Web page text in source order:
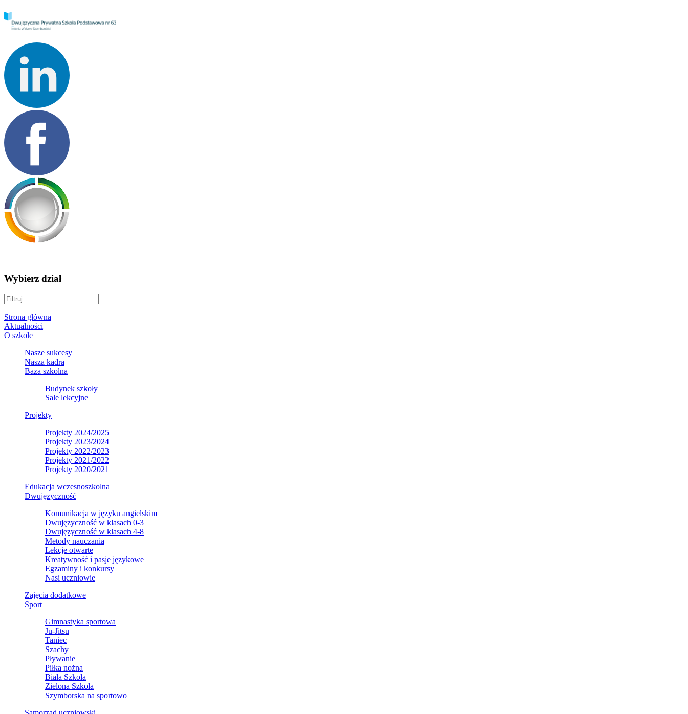
Wybierz dział
Strona główna
Aktualności
O szkole
Nasze sukcesy
Nasza kadra
Baza szkolna
Budynek szkoły
Sale lekcyjne
Projekty
Projekty 2024/2025
Projekty 2023/2024
Projekty 2022/2023
Projekty 2021/2022
Projekty 2020/2021
Edukacja wczesnoszkolna
Dwujęzyczność
Komunikacja w języku angielskim
Dwujęzyczność w klasach 0-3
Dwujęzyczność w klasach 4-8
Metody nauczania
Lekcje otwarte
Kreatywność i pasje językowe
Egzaminy i konkursy
Nasi uczniowie
Zajęcia dodatkowe
Sport
Gimnastyka sportowa
Ju-Jitsu
Taniec
Szachy
Pływanie
Piłka nożna
Biała Szkoła
Zielona Szkoła
Szymborska na sportowo